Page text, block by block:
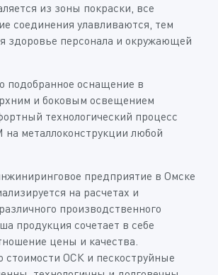
из зоны покраски, все
соединения улавливаются, тем
здоровье персонала и окружающей
подобранное оснащение в
и боковым освещением
технологический процесс
металлоконструкции любой
предприятие в Омске
на расчетах и
производственного
продукция сочетает в себе
цены и качества.
ОСК и пескоструйные